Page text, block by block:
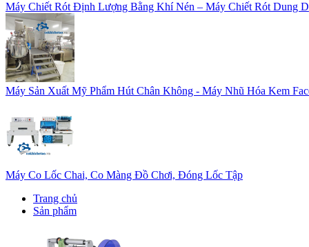
Máy Chiết Rót Định Lượng Bằng Khí Nén – Máy Chiết Rót Dung
Máy Sản Xuất Mỹ Phẩm Hút Chân Không - Máy Nhũ Hóa Kem
Máy Co Lốc Chai, Co Màng Đồ Chơi, Đóng Lốc Tập
Trang chủ
Sản phẩm